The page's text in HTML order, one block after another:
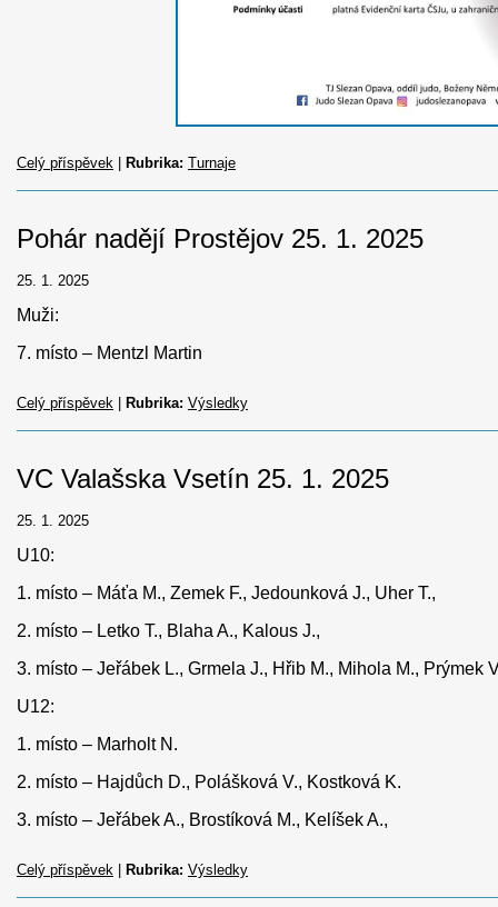
Celý příspěvek Rubrika: Turnaje
Pohár nadějí Prostějov 25. 1. 2025
25. 1. 2025
Muži:
7. místo – Mentzl Martin
Celý příspěvek Rubrika: Výsledky
VC Valašska Vsetín 25. 1. 2025
25. 1. 2025
U10:
1. místo – Máťa M., Zemek F., Jedounková J., Uher T.,
2. místo – Letko T., Blaha A., Kalous J.,
3. místo – Jeřábek L., Grmela J., Hřib M., Mihola M., Prýmek
U12:
1. místo – Marholt N.
2. místo – Hajdůch D., Polášková V., Kostková K.
3. místo – Jeřábek A., Brostíková M., Kelíšek A.,
Celý příspěvek Rubrika: Výsledky